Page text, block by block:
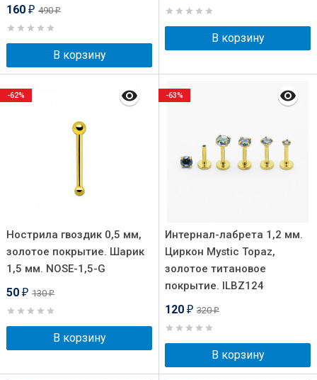
160 ₽ 490₽
В корзину
В корзину
Нострила гвоздик 0,5 мм,
золотое покрытие. Шарик
1,5 мм. NOSE-1,5-G
50 ₽ 130₽
В корзину
-62%
Интернал-лабрета 1,2 мм.
Циркон Mystic Topaz,
золотое титановое
покрытие. ILBZ124
120 ₽ 320₽
В корзину
-63%